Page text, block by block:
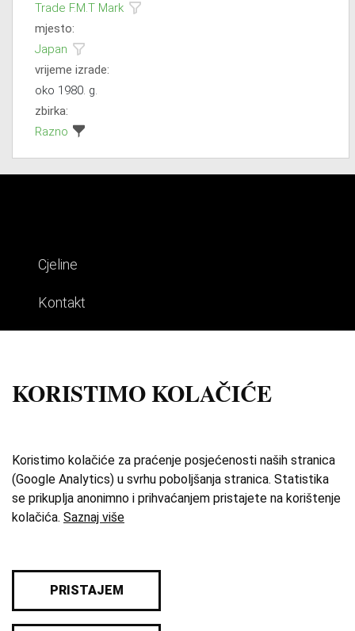
Trade F.M.T Mark
mjesto:
Japan
vrijeme izrade:
oko 1980. g.
zbirka:
Razno
Cjeline
Kontakt
O zbirci
Katalog
Pravila privatnosti
KORISTIMO KOLAČIĆE
Koristimo kolačiće za praćenje posjećenosti naših stranica
(Google Analytics) u svrhu poboljšanja stranica. Statistika
se prikuplja anonimno i prihvaćanjem pristajete na korištenje
kolačića. Saznaj više
PRISTAJEM